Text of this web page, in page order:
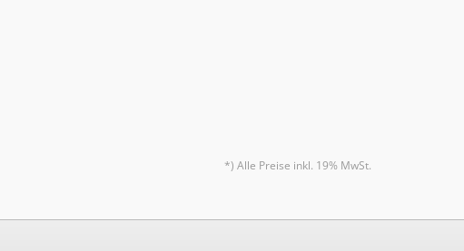
*) Alle Preise inkl. 19% MwSt.